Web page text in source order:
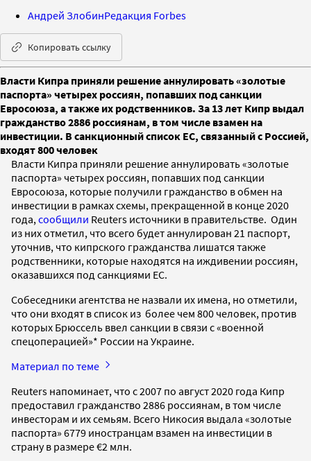
Андрей ЗлобинРедакция Forbes
Копировать ссылку
Власти Кипра приняли решение аннулировать «золотые
паспорта» четырех россиян, попавших под санкции
Евросоюза, а также их родственников. За 13 лет Кипр выдал
гражданство 2886 россиянам, в том числе взамен на
инвестиции. В санкционный список ЕС, связанный с Россией,
входят 800 человек
Власти Кипра приняли решение аннулировать «золотые
паспорта» четырех россиян, попавших под санкции
Евросоюза, которые получили гражданство в обмен на
инвестиции в рамках схемы, прекращенной в конце 2020
года, сообщили Reuters источники в правительстве. Один
из них отметил, что всего будет аннулирован 21 паспорт,
уточнив, что кипрского гражданства лишатся также
родственники, которые находятся на иждивении россиян,
оказавшихся под санкциями ЕС.
Собеседники агентства не назвали их имена, но отметили,
что они входят в список из более чем 800 человек, против
которых Брюссель ввел санкции в связи с «военной
спецоперацией»* России на Украине.
Материал по теме
Reuters напоминает, что с 2007 по август 2020 года Кипр
предоставил гражданство 2886 россиянам, в том числе
инвесторам и их семьям. Всего Никосия выдала «золотые
паспорта» 6779 иностранцам взамен на инвестиции в
страну в размере €2 млн.